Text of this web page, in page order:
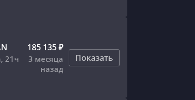
, 21ч
185 135 ₽
3 месяца
назад
Показать